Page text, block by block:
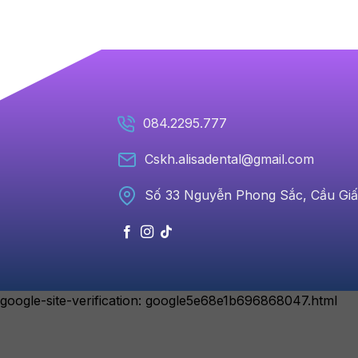
084.2295.777
Cskh.alisadental@gmail.com
Số 33 Nguyễn Phong Sắc, Cầu
google-site-verification: google5e68e1b696868047.html